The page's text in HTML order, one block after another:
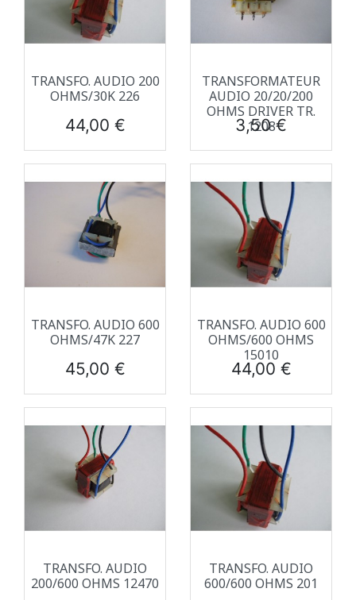
TRANSFO. AUDIO 200
OHMS/30K 226
Prix
44,00 €
TRANSFORMATEUR
AUDIO 20/20/200
OHMS DRIVER TR.
1208
Prix
3,50 €
TRANSFO. AUDIO 600
OHMS/47K 227
Prix
45,00 €
TRANSFO. AUDIO 600
OHMS/600 OHMS
15010
Prix
44,00 €
TRANSFO. AUDIO
200/600 OHMS 12470
TRANSFO. AUDIO
600/600 OHMS 201